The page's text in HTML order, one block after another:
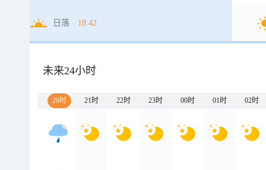
日落 18:42
未来24小时
20时 21时 22时 23时 00时 01时 02时